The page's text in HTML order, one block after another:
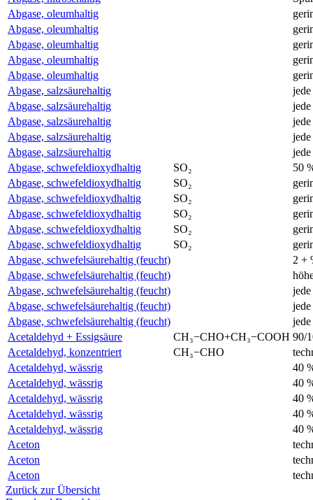
Abgase, oleumhaltig
Abgase, oleumhaltig
Abgase, oleumhaltig
Abgase, oleumhaltig
Abgase, oleumhaltig
Abgase, salzsäurehaltig
jede
Abgase, salzsäurehaltig
jede
Abgase, salzsäurehaltig
jede
Abgase, salzsäurehaltig
jede
Abgase, salzsäurehaltig
jede
Abgase, schwefeldioxydhaltig
SO₂
50
Abgase, schwefeldioxydhaltig
SO₂
Abgase, schwefeldioxydhaltig
SO₂
Abgase, schwefeldioxydhaltig
SO₂
Abgase, schwefeldioxydhaltig
SO₂
Abgase, schwefeldioxydhaltig
SO₂
Abgase, schwefelsäurehaltig (feucht)
2 +
Abgase, schwefelsäurehaltig (feucht)
Abgase, schwefelsäurehaltig (feucht)
jede
Abgase, schwefelsäurehaltig (feucht)
jede
Abgase, schwefelsäurehaltig (feucht)
jede
Acetaldehyd + Essigsäure
CH₃−CHO+CH₃−COOH 90/
Acetaldehyd, konzentriert
CH₃−CHO
Acetaldehyd, wässrig
40
Acetaldehyd, wässrig
40
Acetaldehyd, wässrig
40
Acetaldehyd, wässrig
40
Acetaldehyd, wässrig
40
Aceton
Aceton
Aceton
Zurück zur Übersicht